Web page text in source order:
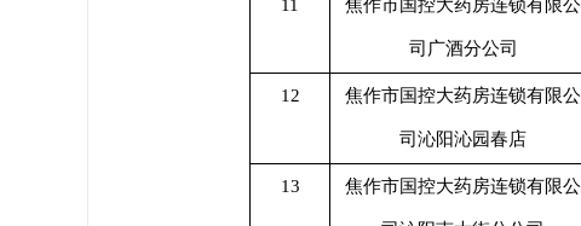
11 焦作市国控大药房连锁有限公
司广酒分公司
12 焦作市国控大药房连锁有限公
司沁阳沁园春店
13 焦作市国控大药房连锁有限公